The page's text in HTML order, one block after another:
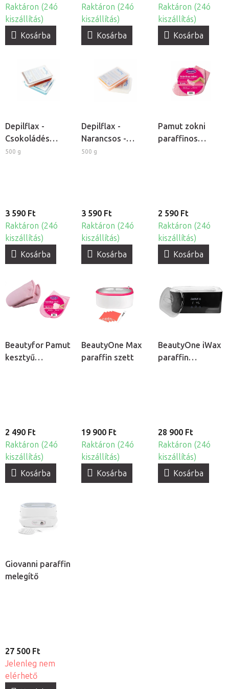
Raktáron (24ó
kiszállítás)
Kosárba
Raktáron (24ó
kiszállítás)
Kosárba
Raktáron (24ó
kiszállítás)
Kosárba
Depilflax -
Csokoládés
kozmetikai
500 g
3 590 Ft
Raktáron (24ó
kiszállítás)
Kosárba
Depilflax -
Narancsos -
őszibarackos
500 g
3 590 Ft
Raktáron (24ó
kiszállítás)
Kosárba
Pamut zokni
paraffinos
2 590 Ft
Raktáron (24ó
kiszállítás)
Kosárba
Beautyfor Pamut
kesztyű
2 490 Ft
Raktáron (24ó
kiszállítás)
Kosárba
BeautyOne Max
paraffin szett
19 900 Ft
Raktáron (24ó
kiszállítás)
Kosárba
BeautyOne iWax
paraffin
28 900 Ft
Raktáron (24ó
kiszállítás)
Kosárba
Giovanni paraffin
melegítő
27 500 Ft
Jelenleg nem
elérhető